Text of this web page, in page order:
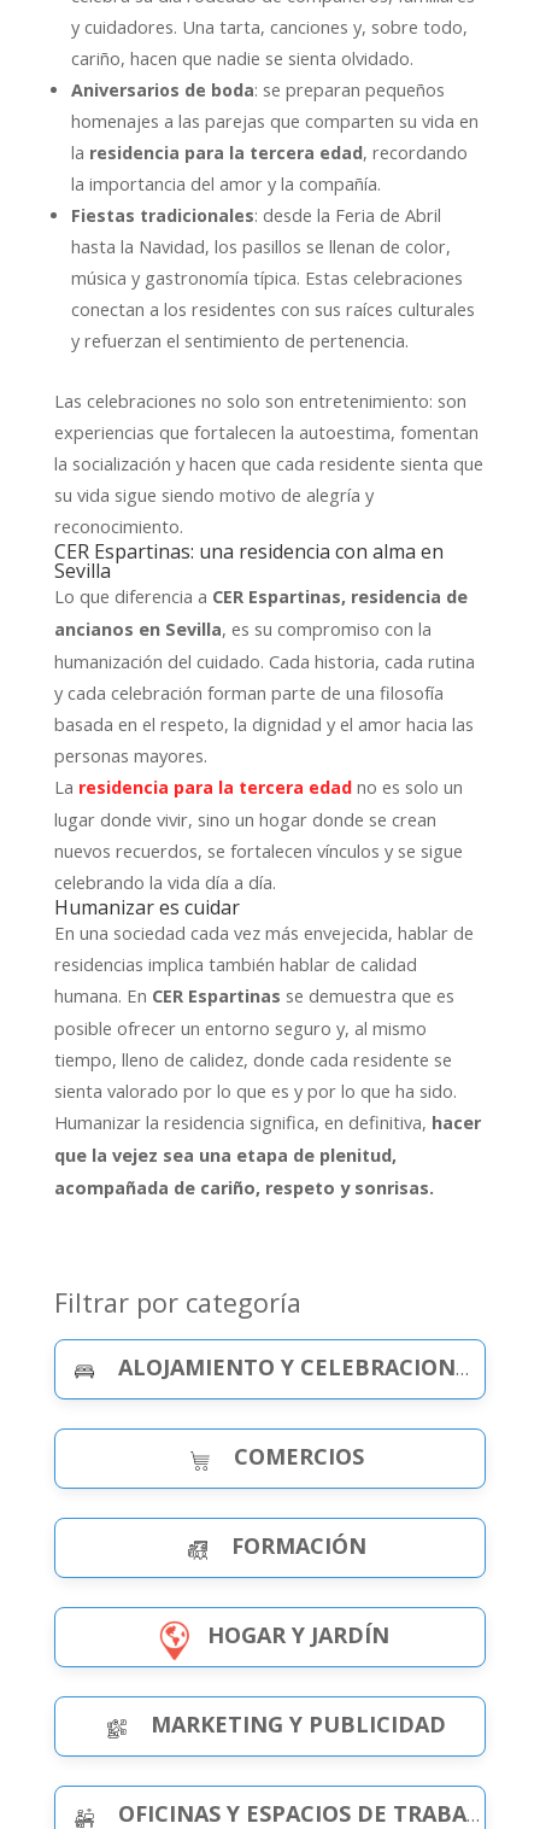
y cuidadores. Una tarta, canciones y, sobre todo,
cariño, hacen que nadie se sienta olvidado.
Aniversarios de boda: se preparan pequeños
homenajes a las parejas que comparten su vida en
la residencia para la tercera edad, recordando
la importancia del amor y la compañía.
Fiestas tradicionales: desde la Feria de Abril
hasta la Navidad, los pasillos se llenan de color,
música y gastronomía típica. Estas celebraciones
conectan a los residentes con sus raíces culturales
y refuerzan el sentimiento de pertenencia.
Las celebraciones no solo son entretenimiento: son
experiencias que fortalecen la autoestima, fomentan
la socialización y hacen que cada residente sienta que
su vida sigue siendo motivo de alegría y
reconocimiento.
CER Espartinas: una residencia con alma en
Sevilla
Lo que diferencia a CER Espartinas, residencia de
ancianos en Sevilla, es su compromiso con la
humanización del cuidado. Cada historia, cada rutina
y cada celebración forman parte de una filosofía
basada en el respeto, la dignidad y el amor hacia las
personas mayores.
La residencia para la tercera edadno es solo un
lugar donde vivir, sino un hogar donde se crean
nuevos recuerdos, se fortalecen vínculos y se sigue
celebrando la vida día a día.
Humanizar es cuidar
En una sociedad cada vez más envejecida, hablar de
residencias implica también hablar de calidad
humana. En CER Espartinas se demuestra que es
posible ofrecer un entorno seguro y, al mismo
tiempo, lleno de calidez, donde cada residente se
sienta valorado por lo que es y por lo que ha sido.
Humanizar la residencia significa, en definitiva, hacer
que la vejez sea una etapa de plenitud,
acompañada de cariño, respeto y sonrisas.
Filtrar por categoría
ALOJAMIENTO Y CELEBRACIONES
COMERCIOS
FORMACIÓN
HOGAR Y JARDÍN
MARKETING Y PUBLICIDAD
OFICINAS Y ESPACIOS DE TRABAJO